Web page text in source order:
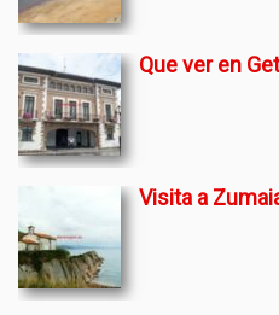
Que ver en
Visita a